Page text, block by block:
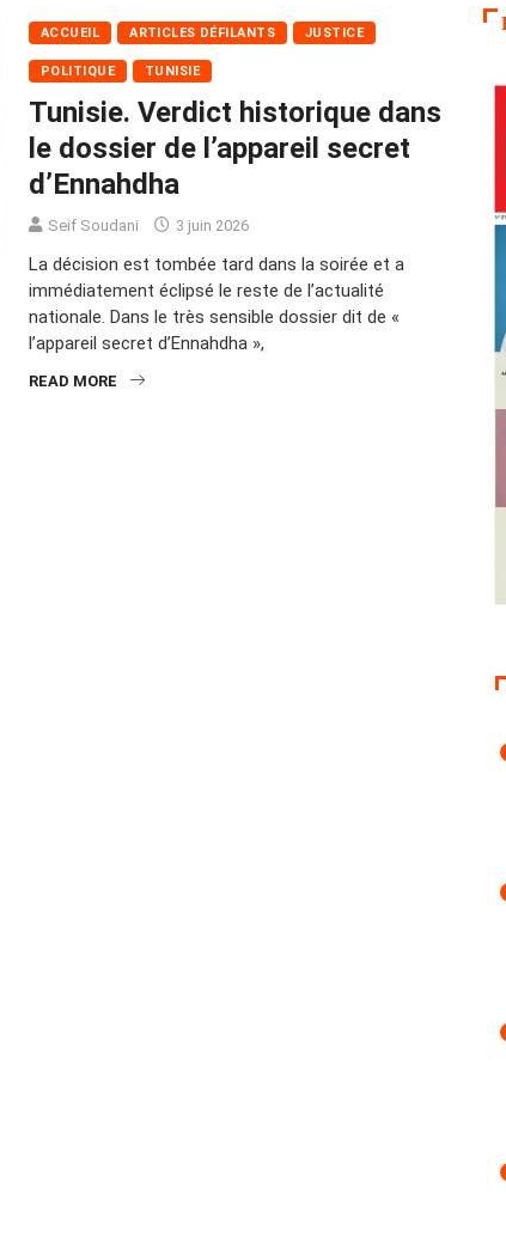
ACCUEIL ARTICLES DÉFILANTS JUSTICE
POLITIQUE TUNISIE
Tunisie. Verdict historique dans
le dossier de l’appareil secret
d’Ennahdha
Seif Soudani 3 juin 2026
La décision est tombée tard dans la soirée et a
immédiatement éclipsé le reste de l’actualité
nationale. Dans le très sensible dossier dit de «
l’appareil secret d’Ennahdha »,
READ MORE